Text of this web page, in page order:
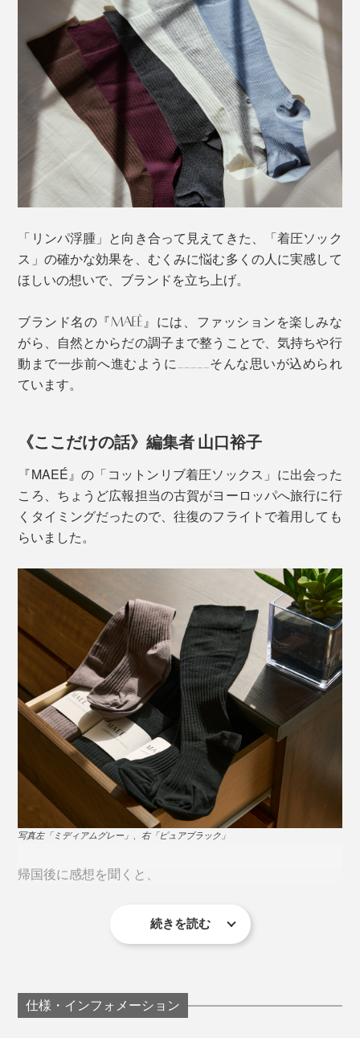
な色合い。スポーティにならず、ブラックほど強すぎ
ず、ボトムと靴をうまく繋いでくれるおしゃれカラーで
す。
「コットンリブ着圧ソックス」なら、むくみケアとファ
ンション性の両立が可能。夕方の足の重だるさから解放
されてください！
「リンパ浮腫」と向き合って見えてきた、「着圧ソック
ス」の確かな効果を、むくみに悩む多くの人に実感して
ほしいの想いで、ブランドを立ち上げ。
ブランド名の『MAEÉ』には、ファッションを楽しみな
がら、自然とからだの調子まで整うことで、気持ちや行
動まで一歩前へ進むように_____そんな思いが込められ
ています。
《ここだけの話》編集者 山口裕子
『MAEÉ』の「コットンリブ着圧ソックス」に出会った
ころ、ちょうど広報担当の古賀がヨーロッパへ旅行に行
くタイミングだったので、往復のフライトで着用しても
らいました。
写真左「ミディアムグレー」、右「ピュアブラック」
帰国後に感想を聞くと、
す。でもこのソックスは、そうならなかった。
続きを読む
仕様・インフォメーション